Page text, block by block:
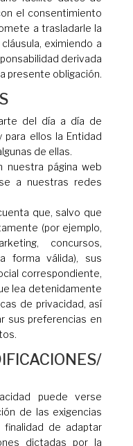
el consentimiento
a trasladarle la
eximiendo a
derivada
presente obligación.
del día a día de
ellos la Entidad
de ellas.
nuestra página web
a nuestras redes
que, salvo que
(por ejemplo,
concursos,
forma válida), sus
correspondiente,
lea detenidamente
de privacidad, así
sus preferencias en
puede verse
de las exigencias
de adaptar
dictadas por la